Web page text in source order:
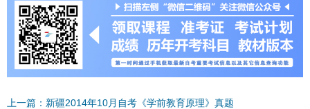
上一篇：新疆2014年10月自考《学前教育原理》真题